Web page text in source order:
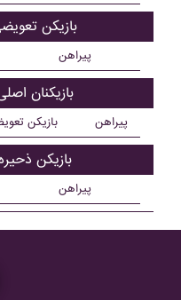
بازیکن
پیراهن
بازیکنان
بازیکن پیراهن
بازیکن
پیراهن